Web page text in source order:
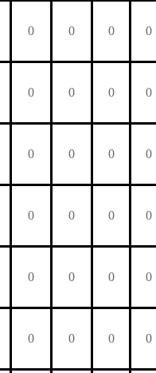
0 0 0 0
0 0 0 0
0 0 0 0
0 0 0 0
0 0 0 0
0 0 0 0